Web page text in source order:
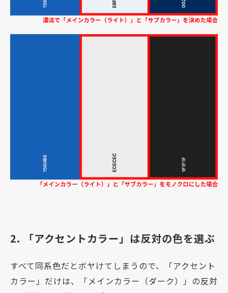
2. 「アクセントカラー」は反対の色を選ぶ
すべて同系色だとボヤけてしまうので、「アクセント
カラー」だけは、「メインカラー（ダーク）」の反対